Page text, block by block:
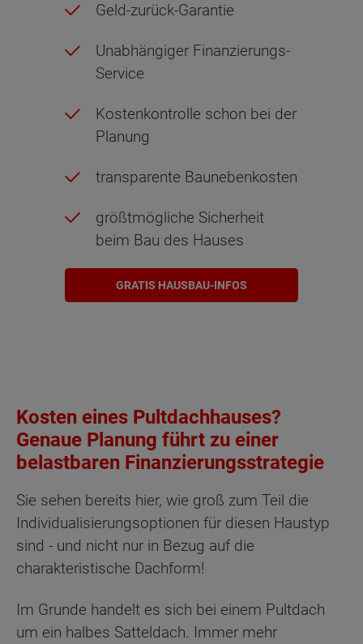
Geld-zurück-Garantie
Unabhängiger Finanzierungs-
Service
Kostenkontrolle schon bei der
Planung
transparente Baunebenkosten
größtmögliche Sicherheit
beim Bau des Hauses
GRATIS HAUSBAU-INFOS
Kosten eines Pultdachhauses?
Genaue Planung führt zu einer
belastbaren Finanzierungsstrategie
Sie sehen bereits hier, wie groß zum Teil die
Individualisierungsoptionen für diesen Haustyp
sind - und nicht nur in Bezug auf die
charakteristische Dachform!
Im Grunde handelt es sich bei einem Pultdach
um ein halbes Satteldach. Immer mehr